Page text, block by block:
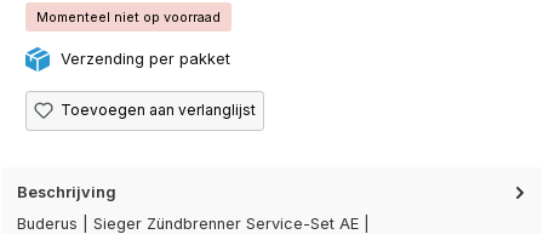
Momenteel niet op voorraad
Verzending per pakket
Toevoegen aan verlanglijst
Beschrijving
Buderus | Sieger Zündbrenner Service-Set AE |